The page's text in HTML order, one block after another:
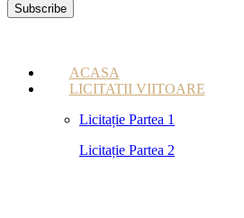
Subscribe
ACASA
LICITATII VIITOARE
Licitație Partea 1
Licitație Partea 2